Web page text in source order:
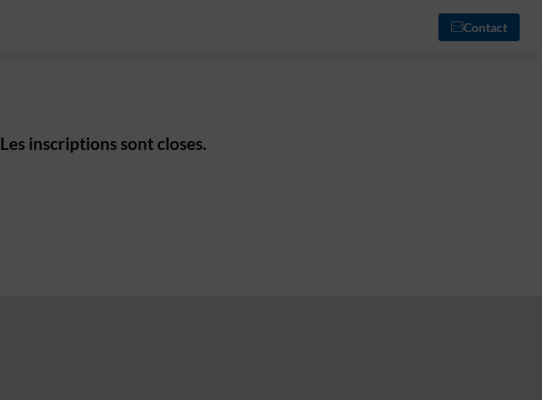
Contact
Les inscriptions sont closes.